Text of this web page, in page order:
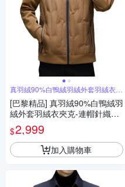
真羽絨90%白鴨絨羽絨外套羽絨衣夾
克
[巴黎精品] 真羽絨90%白鴨絨羽
絨外套羽絨衣夾克-連帽針織袖
拼接保暖男外套3色a1is101
$2,999
加入購物車